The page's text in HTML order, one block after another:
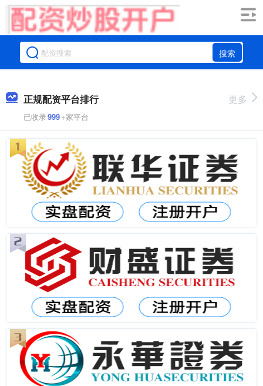
搜索
正规配资平台排行
已收录999+家平台
更多